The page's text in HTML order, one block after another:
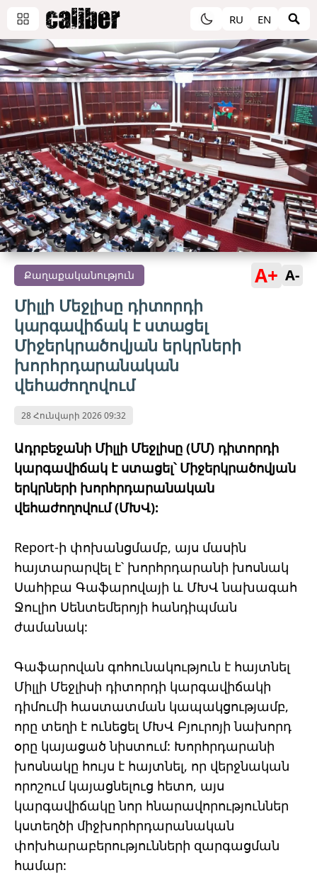
RU EN
Քաղաքականություն A+ A-
Միլլի Մեջլիսը դիտորդի
կարգավիճակ է ստացել
Միջերկրածովյան երկրների
խորհրդարանական
վեհաժողովում
28 Հունվարի 2026 09:32
Ադրբեջանի Միլլի Մեջլիսը (ՄՄ) դիտորդի
կարգավիճակ է ստացել՝ Միջերկրածովյան
երկրների խորհրդարանական
վեհաժողովում (ՄԽՎ):
Report-ի փոխանցմամբ, այս մասին
հայտարարվել է՝ խորհրդարանի խոսնակ
Սահիբա Գաֆարովայի և ՄԽՎ նախագահ
Ջուլիո Սենտեմերոյի հանդիպման
ժամանակ:
Գաֆարովան գոհունակություն է հայտնել
Միլլի Մեջլիսի դիտորդի կարգավիճակի
դիմումի հաստատման կապակցությամբ,
որը տեղի է ունեցել ՄԽՎ Բյուրոյի նախորդ
օրը կայացած նիստում: Խորհրդարանի
խոսնակը հույս է հայտնել, որ վերջնական
որոշում կայացնելուց հետո, այս
կարգավիճակը նոր հնարավորություններ
կստեղծի միջխորհրդարանական
փոխհարաբերությունների զարգացման
համար: